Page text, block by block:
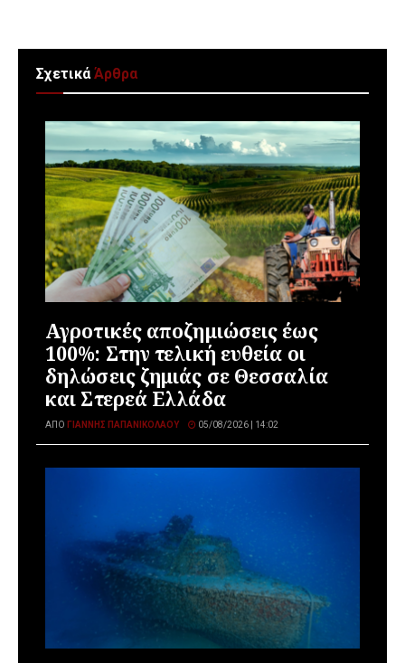
ΣχετικάΆρθρα
Αγροτικές αποζημιώσεις έως
100%: Στην τελική ευθεία οι
δηλώσεις ζημιάς σε Θεσσαλία
και Στερεά Ελλάδα
ΑΠΌ ΓΙΆΝΝΗΣ ΠΑΠΑΝΙΚΟΛΆΟΥ 05/08/2026 | 14:02